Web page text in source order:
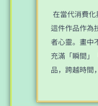
在當代消費化
這件作品作為
者心靈。畫中
充滿「瞬間」
品，跨越時間